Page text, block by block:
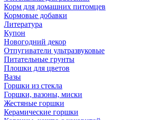
Корм для домашних питомцев
Кормовые добавки
Литература
Купон
Новогодний декор
Отпугиватели ультразвуковые
Питательные грунты
Плошки для цветов
Вазы
Горшки из стекла
Горшки, вазоны, миски
Жестяные горшки
Керамические горшки